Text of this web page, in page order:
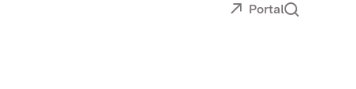
Portal